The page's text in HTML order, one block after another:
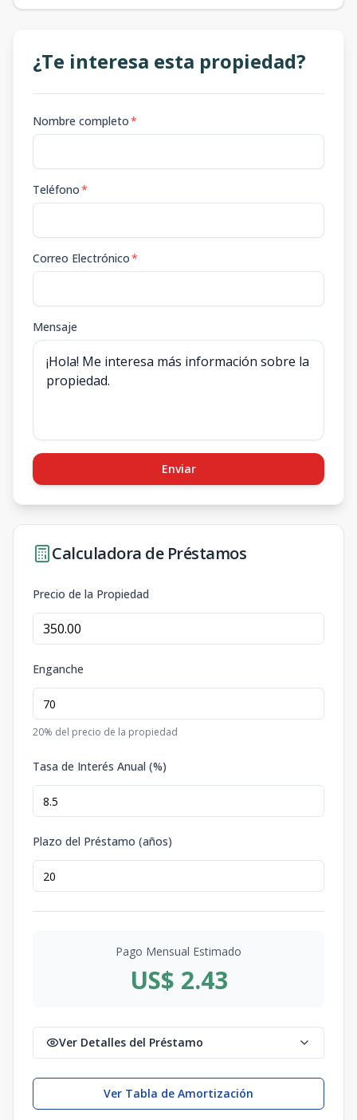
¿Te interesa esta propiedad?
Nombre completo*
Teléfono*
Correo Electrónico*
Mensaje
Enviar
Calculadora de Préstamos
Precio de la Propiedad
Enganche
20% del precio de la propiedad
Tasa de Interés Anual (%)
Plazo del Préstamo (años)
Pago Mensual Estimado
US$ 2.43
Ver Detalles del Préstamo
Ver Tabla de Amortización